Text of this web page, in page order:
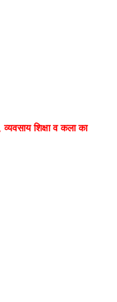
शिक्षा व कला का